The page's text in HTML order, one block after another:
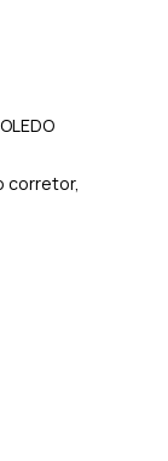
corretor,